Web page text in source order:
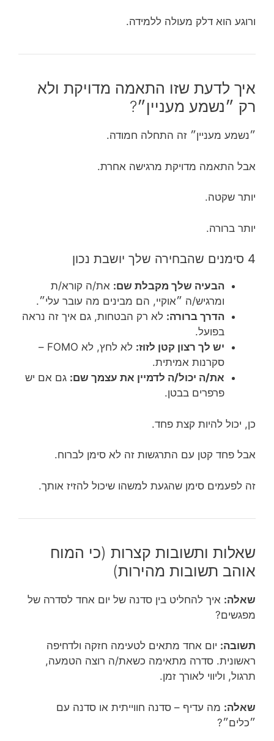
ורוגע הוא דלק מעולה ללמידה.
איך לדעת שזו התאמה מדויקת ולא
רק ״נשמע מעניין״?
״נשמע מעניין״ זה התחלה חמודה.
אבל התאמה מדויקת מרגישה אחרת.
יותר שקטה.
יותר ברורה.
4 סימנים שהבחירה שלך יושבת נכון
הבעיה שלך מקבלת שם: את/ה קורא/ת
ומרגיש/ה ״אוקיי, הם מבינים מה עובר עלי״.
הדרך ברורה: לא רק הבטחות, גם איך זה נראה
בפועל.
יש לך רצון קטן לזוז:
לא לחץ, לא FOMO –
סקרנות אמיתית.
את/ה יכול/ה לדמיין את עצמך שם: גם אם יש
פרפרים בבטן.
כן, יכול להיות קצת פחד.
אבל פחד קטן עם התרגשות זה לא סימן לברוח.
זה לפעמים סימן שהגעת למשהו שיכול להזיז אותך.
שאלות ותשובות קצרות (כי המוח
אוהב תשובות מהירות)
שאלה: איך להחליט בין סדנה של יום אחד לסדרה של
מפגשים?
תשובה: יום אחד מתאים לטעימה חזקה ולדחיפה
ראשונית. סדרה מתאימה כשאת/ה רוצה הטמעה,
תרגול, וליווי לאורך זמן.
שאלה: מה עדיף – סדנה חווייתית או סדנה עם
״כלים״?